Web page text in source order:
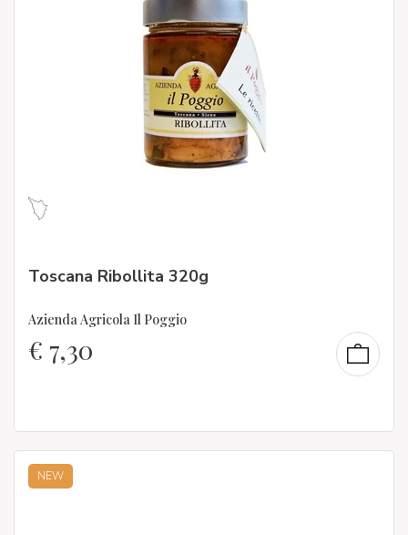
Toscana Ribollita 320g
Azienda Agricola Il Poggio
€ 7,30
NEW